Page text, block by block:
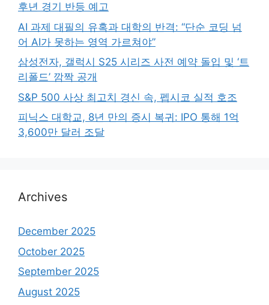
후년 경기 반등 예고
AI 과제 대필의 유혹과 대학의 반격: “단순 코딩 넘
어 AI가 못하는 영역 가르쳐야”
삼성전자, 갤럭시 S25 시리즈 사전 예약 돌입 및 ‘트
리폴드’ 깜짝 공개
S&P 500 사상 최고치 경신 속, 펩시코 실적 호조
피닉스 대학교, 8년 만의 증시 복귀: IPO 통해 1억
3,600만 달러 조달
Archives
December 2025
October 2025
September 2025
August 2025